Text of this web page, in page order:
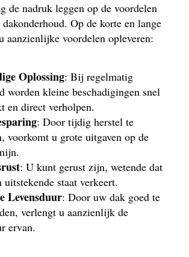
de nadruk leggen op de voordelen
Op de korte en lange
aanzienlijke voordelen opleveren:
Oplossing: Bij regelmatig
worden kleine beschadigingen snel
en direct verholpen.
: Door tijdig herstel te
voorkomt u grote uitgaven op de
: U kunt gerust zijn, wetende dat
staat verkeert.
Levensduur: Door uw dak goed te
verlengt u aanzienlijk de
ervan.